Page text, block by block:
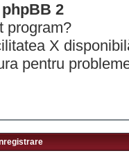
2
program?
X
pentru